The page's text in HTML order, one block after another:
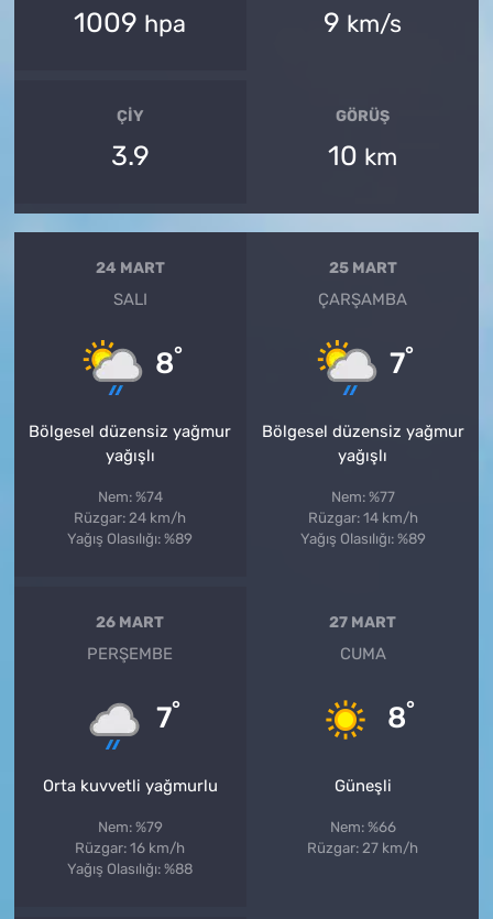
1009 hpa 9 km/s
ÇIY
3.9
GÖRÜŞ
10 km
24 MART
SALI
8°
Bölgesel düzensiz yağmur
yağışlı
Nem: %74
Rüzgar: 24 km/h
Yağış Olasılığı: %89
25 MART
ÇARŞAMBA
7°
Bölgesel düzensiz yağmur
yağışlı
Nem: %77
Rüzgar: 14 km/h
Yağış Olasılığı: %89
26 MART
PERŞEMBE
7°
Orta kuvvetli yağmurlu
Nem: %79
Rüzgar: 16 km/h
Yağış Olasılığı: %88
27 MART
CUMA
8°
Güneşli
Nem: %66
Rüzgar: 27 km/h